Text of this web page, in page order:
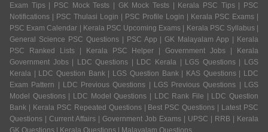
Exam Tips | PSC Mock Tests | GK Mock Tests | Kerala PSC Tips | PSC
Notifications | PSC Thulasi Login | PSC Profile Login | Kerala PSC Exams |
PSC Exam Calendar | Kerala PSC Upcoming Exams | Kerala PSC Syllabus |
General Science PSC Questions | PSC App | GK Malayalam App | Kerala
PSC Ranked Lists | Kerala PSC Helper | Government Jobs | Kerala
Government Jobs | LDC Questions | LDC Kerala | LGS Questions | LGS
Kerala | LDC Question Bank | LGS Question Bank | KAS Questions | LDC
Exam Pattern | LDC Previous Questions | LGS Previous Questions | LGS
Model Questions | LDC Model Questions | LDC Rank File | LDC Question
Bank | Kerala PSC Repeated Questions | Best PSC Questions | Latest PSC
Questions | Current Affairs | Government Job Exams | UPSC | RRB | Kerala
GK Questions | Kerala Questions | Malayalam Questions